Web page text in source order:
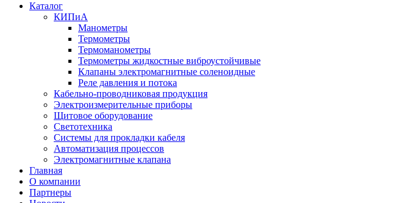
Каталог
КИПиА
Манометры
Термометры
Термомано­мет­ры
Термометры жидкостные виброустойчивые
Клапаны электро­маг­нит­ные соле­но­ид­ные
Реле давления и потока
Кабельно-проводниковая продукция
Электроизмерительные приборы
Щитовое оборудование
Светотехника
Системы для прокладки кабеля
Автоматизация процессов
Электромагнитные клапана
Главная
О компании
Партнеры